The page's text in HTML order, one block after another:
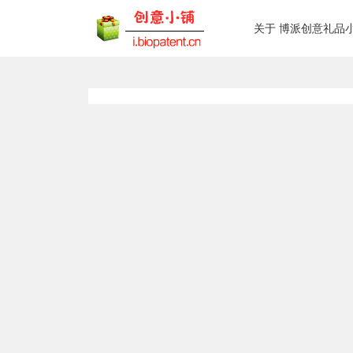
关于 博派创意礼品